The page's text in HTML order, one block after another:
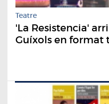
Teatre
'La Resistencia'
Guíxols en format